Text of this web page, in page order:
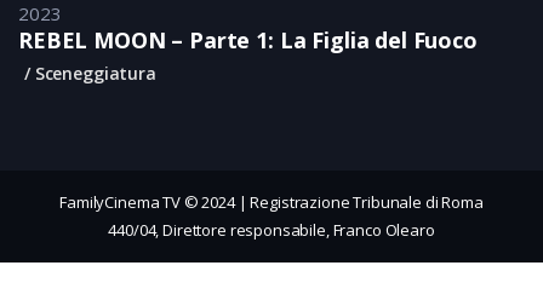
2023
REBEL MOON – Parte 1: La Figlia del Fuoco
Sceneggiatura
FamilyCinema TV © 2024 | Registrazione Tribunale di Roma
440/04, Direttore responsabile, Franco Olearo